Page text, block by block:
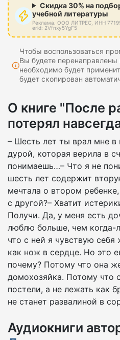
Скидка 30% на
учебной литературы
Реклама. ООО ЛИТРЕС, ИНН
erid: 2Vfnxy5YgF5
Чтобы воспользоваться
Вы будете перенаправлены
необходимо будет
будет скопирован
О книге "После
потерял
– Шесть лет ты врал мне в
дурой, которая верила в
понимаешь…– Что я не
шесть лет содержит
мечтала о втором
с другой?– Хватит
Получи. Да, у меня есть
люблю больше, чем когда-
что с ней я чувствую
как нож в сердце. Но это
почему? Потому что она
домохозяйка. Потому что
постели, а не лежать как
не станет развалиной в
Аудиокниги